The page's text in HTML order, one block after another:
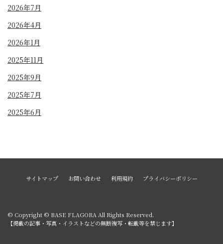
2026年7月
2026年4月
2026年1月
2025年11月
2025年9月
2025年7月
2025年6月
サイトマップ お問い合わせ 利用規約 プライバシーポリシー
© Copyright © BASE FLAGORA All Rights Reserved.
【掲載の記事・写真・イラストなどの無断複写・転載等を禁じます】